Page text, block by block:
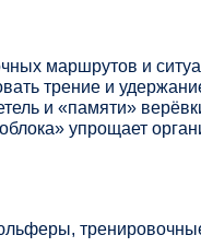
маршрутов и
трение и
и «памяти»
упрощает